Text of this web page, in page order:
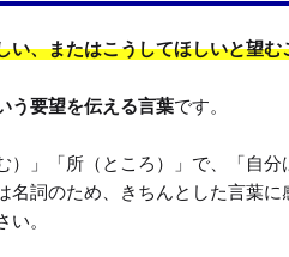
い、またはこうしてほしいと望む
う要望を伝える言葉です。
）」「所（ところ）」で、「自分
名詞のため、きちんとした言葉
。